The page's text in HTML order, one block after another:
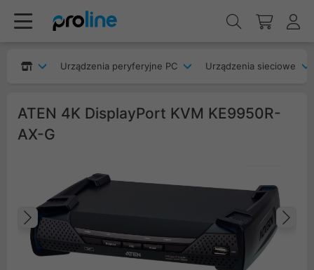
Urządzenia peryferyjne PC Urządzenia sieciowe
ATEN 4K DisplayPort KVM KE9950R-
AX-G
Poprzedni